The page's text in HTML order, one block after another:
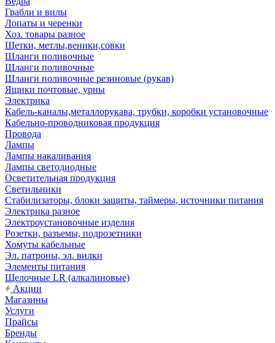
Грабли и вилы
Лопаты и черенки
Хоз. товары разное
Щетки, метлы,веники,совки
Шланги поливочные
Шланги поливочные
Шланги поливочные резиновые (рукав)
Ящики почтовые, урны
Электрика
Кабель-каналы,металлорукава, трубки, коробки установочные
Кабельно-проводниковая продукция
Провода
Лампы
Лампы накаливания
Лампы светодиодные
Осветительная продукция
Светильники
Стабилизаторы, блоки защиты, таймеры, источники питания
Электрика разное
Электроустановочные изделия
Розетки, разъемы, подрозетники
Хомуты кабельные
Эл. патроны, эл. вилки
Элементы питания
Щелочные LR (алкалиновые)
Акции
Магазины
Услуги
Прайсы
Бренды